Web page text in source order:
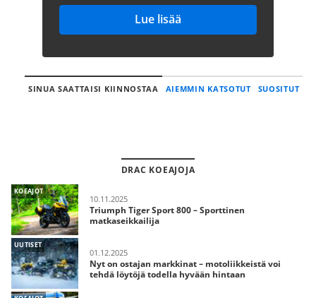
Lue lisää
SINUA SAATTAISI KIINNOSTAA AIEMMIN KATSOTUT SUOSITUT
DRAC KOEAJOJA
KOEAJOT
10.11.2025
Triumph Tiger Sport 800 – Sporttinen
matkaseikkailija
UUTISET
01.12.2025
Nyt on ostajan markkinat – motoliikkeistä voi
tehdä löytöjä todella hyvään hintaan